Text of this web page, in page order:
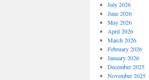
July 2026
June 2026
May 2026
April 2026
March 2026
February 2026
January 2026
December 2025
November 2025